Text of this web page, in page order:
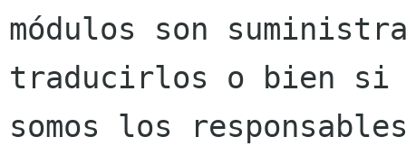
módulos son
traducirlos o bien si
somos los